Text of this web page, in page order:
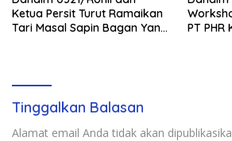
Ketua Persit Turut Ramaikan
Tari Masal Sapin Bagan Yang
PT
Tinggalkan Balasan
Alamat email Anda tidak akan